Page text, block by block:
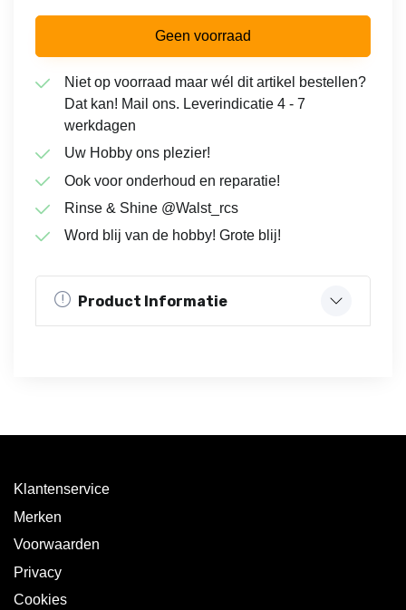
Geen voorraad
Niet op voorraad maar wél dit artikel bestellen?
Dat kan! Mail ons. Leverindicatie 4 - 7
werkdagen
Uw Hobby ons plezier!
Ook voor onderhoud en reparatie!
Rinse & Shine @Walst_rcs
Word blij van de hobby! Grote blij!
Product Informatie
Klantenservice
Merken
Voorwaarden
Privacy
Cookies